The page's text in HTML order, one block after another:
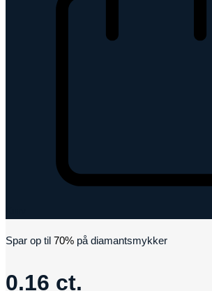
Spar op til 70% på diamantsmykker
0.16 ct.